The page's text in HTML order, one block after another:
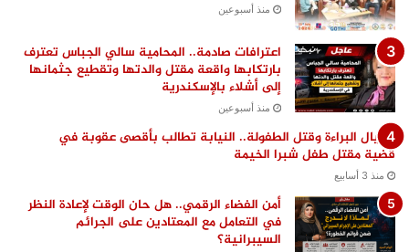
منذ أسبوعين
اعترافات صادمة.. المحامية سالي الجباس تعترف
بارتكابها واقعة مقتل والدتها وتقطيع جثمانها
إلى أشلاء بالإسكندرية
منذ أسبوعين
اغتيال البراءة وقتل الطفولة.. النيابة تطالب بأقصى عقوبة في
قضية مقتل طفل شبرا الخيمة
منذ 3 أسابيع
أمن الفضاء الرقمي.. هل حان الوقت لإعادة النظر
في التعامل مع المعتادين على الجرائم
السيبرانية؟